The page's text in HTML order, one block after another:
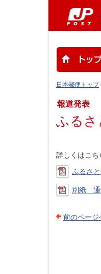
日本郵便トップ
報道発表
ふるさ
詳しくはこち
ふるさ
別紙 通
前のページ